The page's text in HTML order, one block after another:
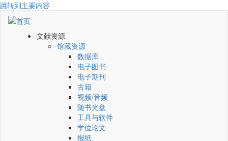
跳转到主要内容
文献资源
馆藏资源
数据库
电子图书
电子期刊
古籍
视频/音频
随书光盘
工具与软件
学位论文
报纸